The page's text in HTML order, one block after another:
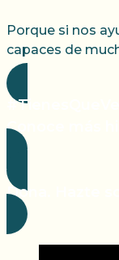
Porque si nos
capaces de
Conoce más
Dona. Hazte